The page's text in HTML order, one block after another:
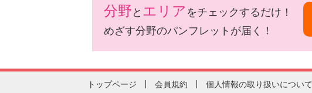
分野 と エリア をチェックするだけ！
めざす分野のパンフレットが届く！
トップページ 会員規約 個人情報の取り扱いについて